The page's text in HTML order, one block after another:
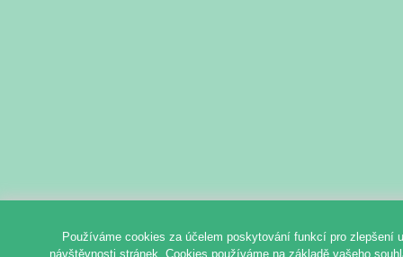
Používáme cookies za účelem poskytování funkcí pro zlepšení
návštěvnosti stránek. Cookies používáme na základě vašeho